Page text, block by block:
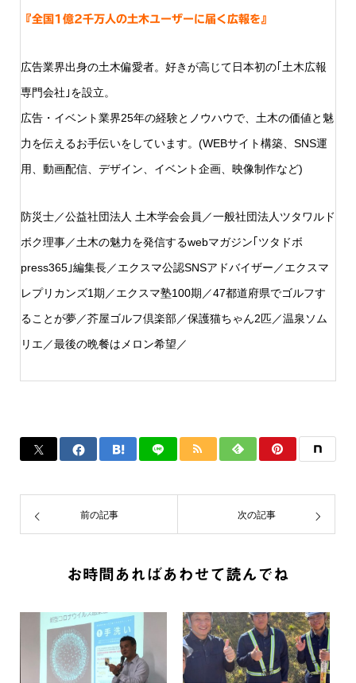
『全国1億2千万人の土木ユーザーに届く広報を』
広告業界出身の土木偏愛者。好きが高じて日本初の｢土木広報
専門会社｣を設立。
広告・イベント業界25年の経験とノウハウで、土木の価値と魅
力を伝えるお手伝いをしています。(WEBサイト構築、SNS運
用、動画配信、デザイン、イベント企画、映像制作など)
防災士／公益社団法人 土木学会会員／一般社団法人ツタワルド
ボク理事／土木の魅力を発信するwebマガジン｢ツタドボ
press365｣編集長／エクスマ公認SNSアドバイザー／エクスマ
レプリカンズ1期／エクスマ塾100期／47都道府県でゴルフす
ることが夢／芥屋ゴルフ倶楽部／保護猫ちゃん2匹／温泉ソム
リエ／最後の晩餐はメロン希望／
前の記事 次の記事
お時間あればあわせて読んでね